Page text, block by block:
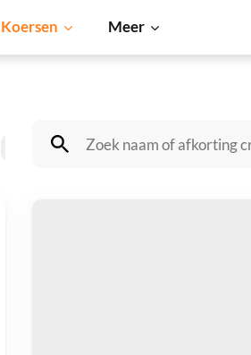
Koersen Meer
Dogecoin Solana BNB